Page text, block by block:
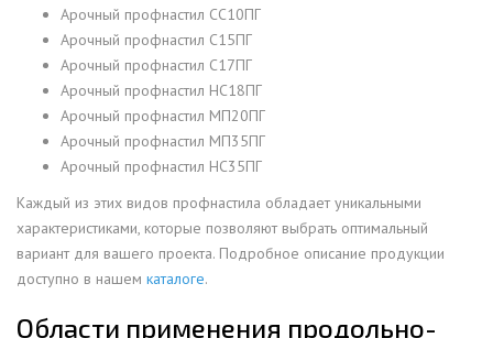
Арочный профнастил СС10ПГ
Арочный профнастил С15ПГ
Арочный профнастил С17ПГ
Арочный профнастил НС18ПГ
Арочный профнастил МП20ПГ
Арочный профнастил МП35ПГ
Арочный профнастил НС35ПГ
Каждый из этих видов профнастила обладает уникальными
характеристиками, которые позволяют выбрать оптимальный
вариант для вашего проекта. Подробное описание продукции
доступно в нашем каталоге.
Области применения продольно-